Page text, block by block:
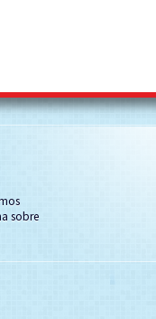
sobre